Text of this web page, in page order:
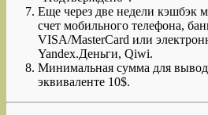
Еще через две недели кэшбэк
счет мобильного телефона,
VISA/MasterCard или
Yandex.Деньги, Qiwi.
Минимальная сумма для
эквиваленте 10$.